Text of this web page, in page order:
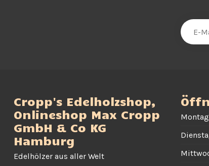
Cropp's Edelholzshop,
Onlineshop Max Cropp
GmbH & Co KG
Hamburg
Edelhölzer aus aller Welt